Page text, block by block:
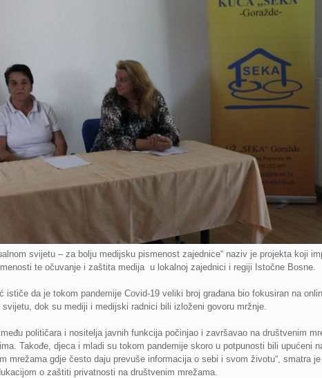
svijetu – za bolju medijsku pismenost zajednice“ naziv je projekta koji
te očuvanje i zaštita medija u lokalnoj zajednici i regiji Istočne Bosne.
ističe da je tokom pandemije Covid-19 veliki broj građana bio fokusiran na
dok su mediji i medijski radnici bili izloženi govoru mržnje.
političara i nositelja javnih funkcija počinjao i završavao na društvenim
Takođe, djeca i mladi su tokom pandemije skoro u potpunosti bili upućeni
mrežama gdje često daju prevuše informacija o sebi i svom životu“, smatra
o zaštiti privatnosti na društvenim mrežama.